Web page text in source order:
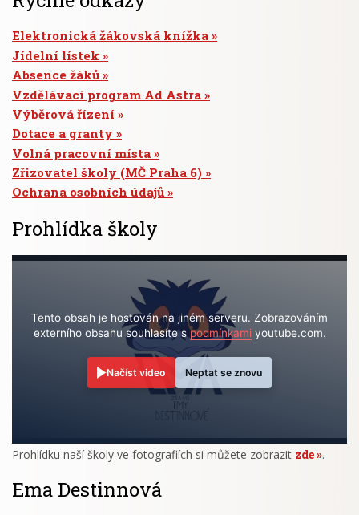
Elektronická žákovská knížka
Jídelní lístek
Absence žáků
Vzdělávací program Ad Astra
Výběrová řízení
Dotace a granty
Volná pracovní místa
Zřizovatel školy (MČ Praha 6)
Ochrana osobních údajů
Prohlídka školy
Tento obsah je hostován na jiném serveru. Zobrazováním
externího obsahu souhlasíte spodmínkamiyoutube.com.
Načíst video Neptat se znovu
Prohlídku naší školy ve fotografiích si můžete zobrazit zde .
Ema Destinnová